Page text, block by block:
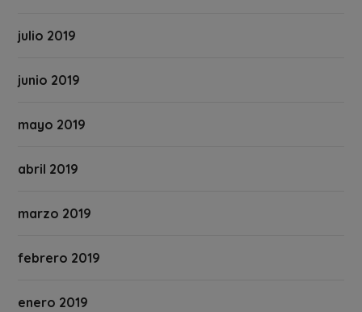
julio 2019
junio 2019
mayo 2019
abril 2019
marzo 2019
febrero 2019
enero 2019